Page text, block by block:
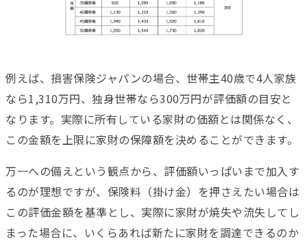
例えば、損害保険ジャパンの場合、世帯主40歳で4人家族
なら1,310万円、独身世帯なら300万円が評価額の目安と
なります。実際に所有している家財の価額とは関係なく、
この金額を上限に家財の保障額を決めることができます。
万一への備えという観点から、評価額いっぱいまで加入す
るのが理想ですが、保険料（掛け金）を押さえたい場合は
この評価金額を基準とし、実際に家財が焼失や流失してし
まった場合に、いくらあれば新たに家財を調達できるのか